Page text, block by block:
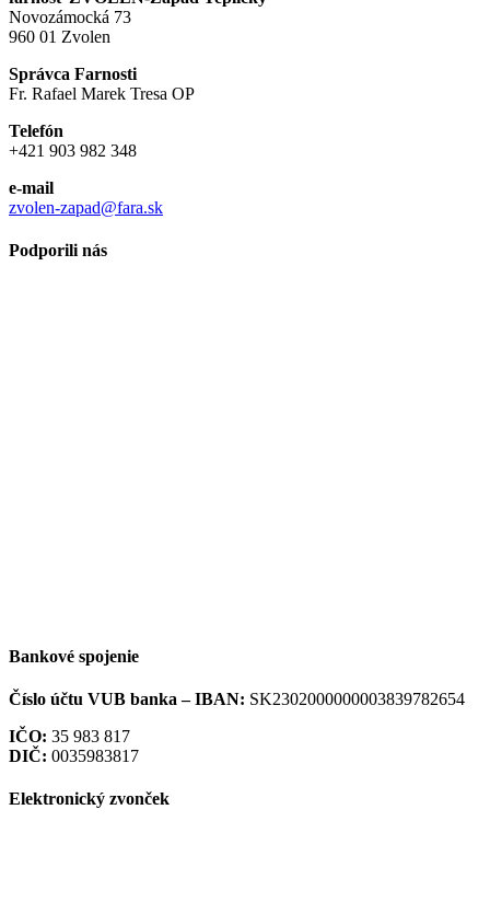
Novozámocká 73
960 01 Zvolen
Správca Farnosti
Fr. Rafael Marek Tresa OP
Telefón
+421 903 982 348
e-mail
zvolen-zapad@fara.sk
Podporili nás
Bankové spojenie
Číslo účtu VUB banka –IBAN: SK2302000000003839782654
IČO: 35 983 817
DIČ: 0035983817
Elektronický zvonček